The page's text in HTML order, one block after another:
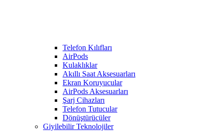
Telefon Kılıfları
AirPods
Kulaklıklar
Akıllı Saat Aksesuarları
Ekran Koruyucular
AirPods Aksesuarları
Şarj Cihazları
Telefon Tutucular
Dönüştürücüler
Giyilebilir Teknolojiler